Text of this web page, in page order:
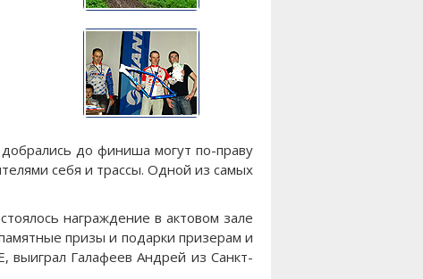
до финиша могут по-праву
себя и трассы. Одной из самых
награждение в актовом зале
призы и подарки призерам и
выиграл Галафеев Андрей из Санкт-